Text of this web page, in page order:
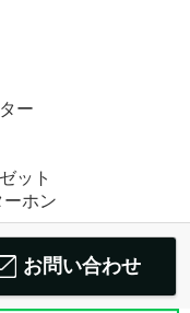
ー
ット
ホン
お問い合わせ